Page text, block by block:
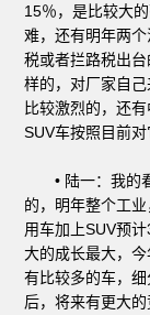
15％，是比较大
难，还有明年两
税或者拦路税出
样的，对厂家自
比较激烈的，还
SUV车按照目前对
• 陆一：我的看
的，明年整个工
用车加上SUV预
大的成长最大，
有比较多的车，
后，将来有更大